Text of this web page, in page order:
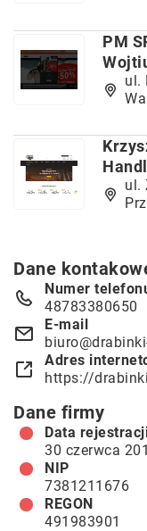
PM
ul.
ul.
Dane
Numer
48783380650
E-mail
Adres
https://
Dane firmy
Data
30 czerwca
NIP
7381211676
REGON
491983901